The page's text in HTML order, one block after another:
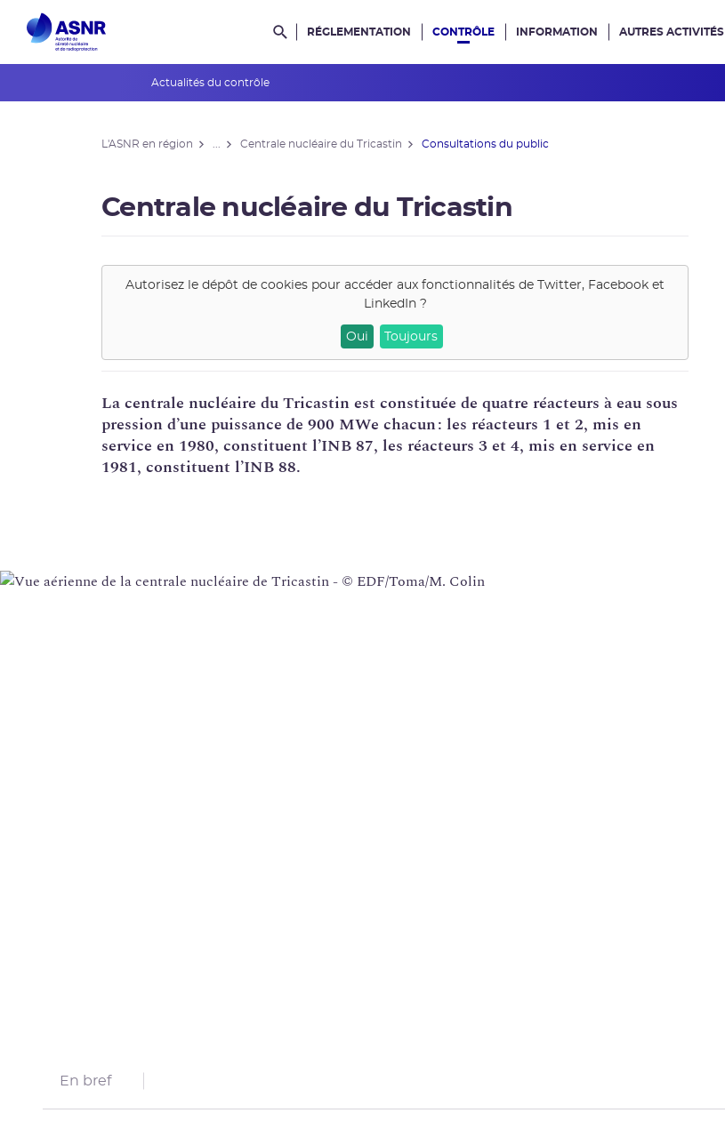
Rechercher dans le site
RÉGLEMENTATION CONTRÔLE
Actualités du contrôle
INES et ASN-SFRO
Petits Réacteurs Modulaires
Corrosion sous contrainte
Usine Creusot Forge
INFORMATION AUTRES ACTIVITÉS
L'ASNR en région Centrale nucléaire du Tricastin Consultations du public
Centrale nucléaire du Tricastin
Autorisez le dépôt de cookies pour accéder aux fonctionnalités de
Twitter, Facebook et
LinkedIn?
Oui Toujours
Lacentrale nucléaire du Tricastin est constituée de quatre réacteurs à eau sous
pression d’une puissance de 900 MWe chacun : les réacteurs 1 et 2, mis en
service en 1980, constituent l’INB87, les réacteurs 3 et 4, mis en service en
1981, constituent l’INB 88.
En bref